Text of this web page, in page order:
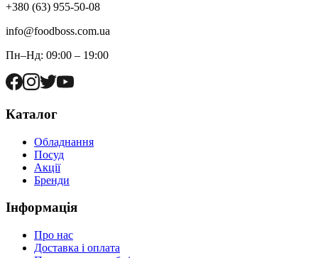
+380 (63) 955-50-08
info@foodboss.com.ua
Пн–Нд: 09:00 – 19:00
Каталог
Обладнання
Посуд
Акції
Бренди
Інформація
Про нас
Доставка і оплата